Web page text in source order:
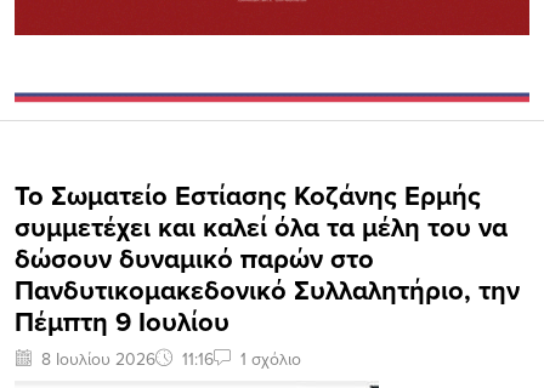
Το Σωματείο Εστίασης Κοζάνης Ερμής
συμμετέχει και καλεί όλα τα μέλη του να
δώσουν δυναμικό παρών στο
Πανδυτικομακεδονικό Συλλαλητήριο, την
Πέμπτη 9 Ιουλίου
8 Ιουλίου 2026 11:16 1 σχόλιο